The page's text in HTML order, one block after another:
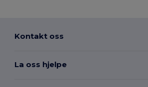
Kontakt oss
La oss hjelpe